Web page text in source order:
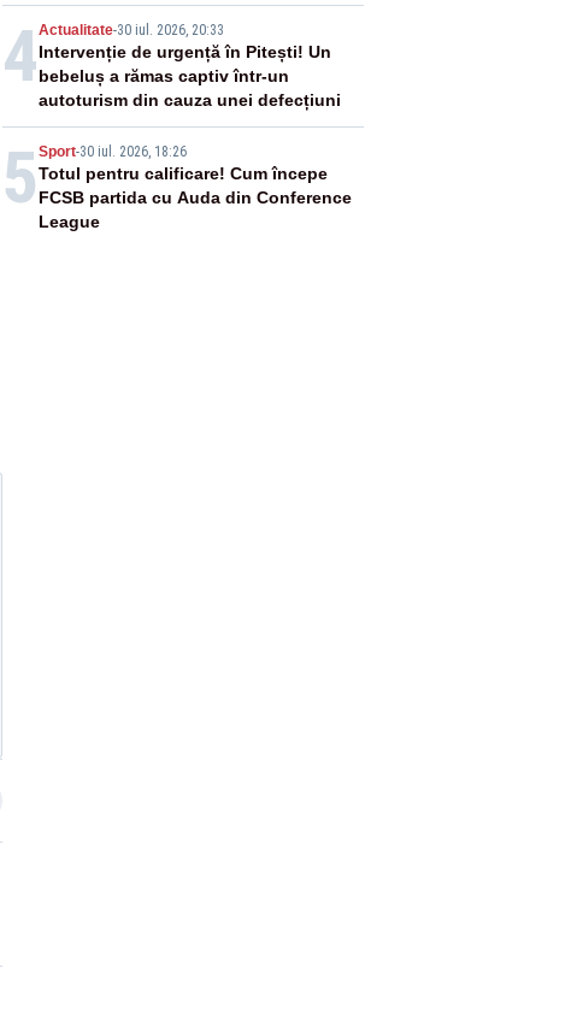
4Actualitate-30 iul. 2026, 20:33
Intervenție de urgență în Pitești! Un
bebeluș a rămas captiv într-un
autoturism din cauza unei defecțiuni
5 Sport-30 iul. 2026, 18:26
Totul pentru calificare! Cum începe
FCSB partida cu Auda din Conference
League